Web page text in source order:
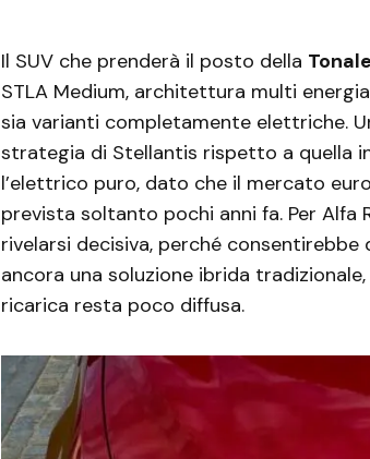
Il SUV che prenderà il posto della Tonale
STLA Medium, architettura multi
sia varianti completamente elettriche.
strategia di Stellantis rispetto a quella
l’elettrico puro, dato che il mercato
prevista soltanto pochi anni fa. Per
rivelarsi decisiva, perché
ancora una soluzione ibrida
ricarica resta poco diffusa.